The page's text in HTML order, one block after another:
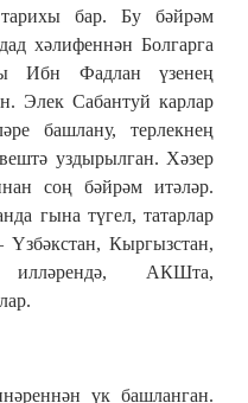
бар. Бу бәйрәм
хәлифеннән Болгарга
Ибн Фадлан үзенең
Элек Сабантуй карлар
башлану, терлекнең
уздырылган. Хәзер
соң бәйрәм итәләр.
гына түгел, татарлар
Кыргызстан,
илләрендә, АКШта,
үк башланган.